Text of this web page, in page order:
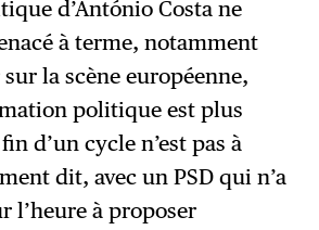
d’António Costa ne
à terme, notamment
la scène européenne,
politique est plus
d’un cycle n’est pas à
dit, avec un PSD qui n’a
l’heure à proposer